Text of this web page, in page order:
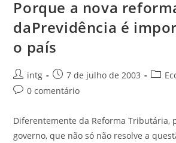
Porque a nova
daPrevidência é
o país
intg 7 de julho de 2003
0 comentário
Diferentemente da Reforma Tributária,
governo, que não só não resolve a